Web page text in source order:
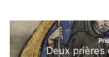
Deux prières